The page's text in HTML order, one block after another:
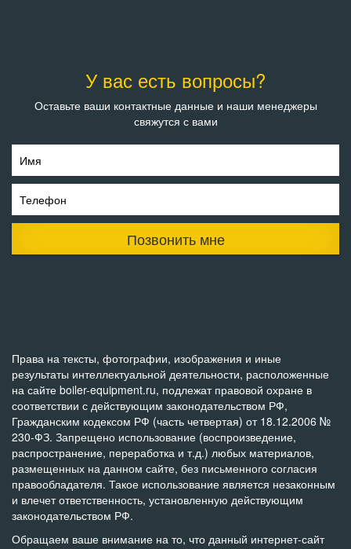
У вас есть вопросы?
Оставьте ваши контактные данные и наши менеджеры
свяжутся с вами
Имя
Телефон
Позвонить мне
Права на тексты, фотографии, изображения и иные
результаты интеллектуальной деятельности, расположенные
на сайте boiler-equipment.ru, подлежат правовой охране в
соответствии с действующим законодательством РФ,
Гражданским кодексом РФ (часть четвертая) от 18.12.2006 №
230-ФЗ. Запрещено использование (воспроизведение,
распространение, переработка и т.д.) любых материалов,
размещенных на данном сайте, без письменного согласия
правообладателя. Такое использование является незаконным
и влечет ответственность, установленную действующим
законодательством РФ.
Обращаем ваше внимание на то, что данный интернет-сайт